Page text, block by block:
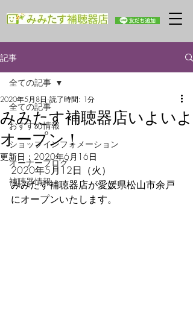
記事
全ての記事
おすすめ情報
ショップインフォメーション
オーナーブログ
補聴器情報
全ての記事
みみたす補聴器店いよいよ
オープン！
2020年5月8日 読了時間: 1分
更新日： 2020年6月16日
2020年5月12日（火）
みみたす補聴器店が愛媛県松山市余戸
にオープンいたします。